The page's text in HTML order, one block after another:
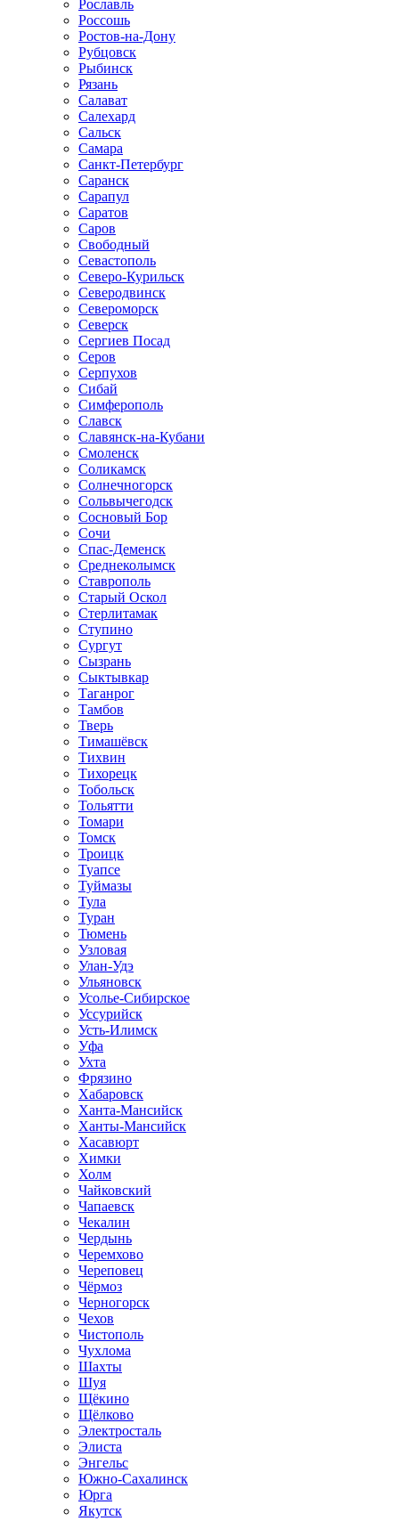
Рославль
Россошь
Ростов-на-Дону
Рубцовск
Рыбинск
Рязань
Салават
Салехард
Сальск
Самара
Санкт-Петербург
Саранск
Сарапул
Саратов
Саров
Свободный
Севастополь
Северо-Курильск
Северодвинск
Североморск
Северск
Сергиев Посад
Серов
Серпухов
Сибай
Симферополь
Славск
Славянск-на-Кубани
Смоленск
Соликамск
Солнечногорск
Сольвычегодск
Сосновый Бор
Сочи
Спас-Деменск
Среднеколымск
Ставрополь
Старый Оскол
Стерлитамак
Ступино
Сургут
Сызрань
Сыктывкар
Таганрог
Тамбов
Тверь
Тимашёвск
Тихвин
Тихорецк
Тобольск
Тольятти
Томари
Томск
Троицк
Туапсе
Туймазы
Тула
Туран
Тюмень
Узловая
Улан-Удэ
Ульяновск
Усолье-Сибирское
Уссурийск
Усть-Илимск
Уфа
Ухта
Фрязино
Хабаровск
Ханта-Мансийск
Ханты-Мансийск
Хасавюрт
Химки
Холм
Чайковский
Чапаевск
Чекалин
Чердынь
Черемхово
Череповец
Чёрмоз
Черногорск
Чехов
Чистополь
Чухлома
Шахты
Шуя
Щёкино
Щёлково
Электросталь
Элиста
Энгельс
Южно-Сахалинск
Юрга
Якутск